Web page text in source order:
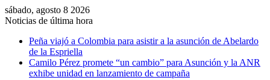
sábado, agosto 8 2026
Noticias de última hora
Peña viajó a Colombia para asistir a la asunción de Abelardo
de la Espriella
Camilo Pérez promete “un cambio” para Asunción y la ANR
exhibe unidad en lanzamiento de campaña